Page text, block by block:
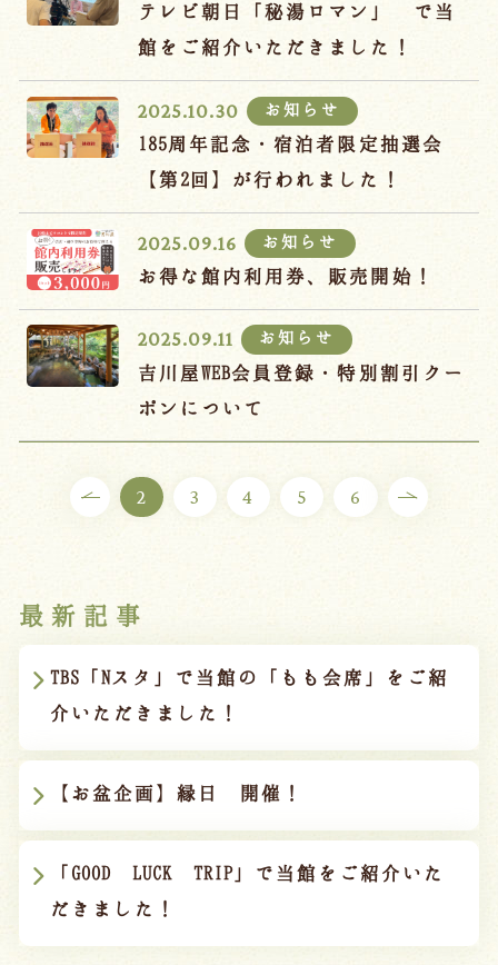
テレビ朝日「秘湯ロマン」 で当
館をご紹介いただきました！
2025.10.30 お知らせ
185周年記念・宿泊者限定抽選会
【第2回】が行われました！
2025.09.16 お知らせ
お得な館内利用券、販売開始！
2025.09.11 お知らせ
吉川屋WEB会員登録・特別割引クー
ポンについて
2 3 4 5 6
最新記事
TBS「Nスタ」で当館の「もも会席」をご紹
介いただきました！
【お盆企画】縁日 開催！
「GOOD LUCK TRIP」で当館をご紹介いた
だきました！